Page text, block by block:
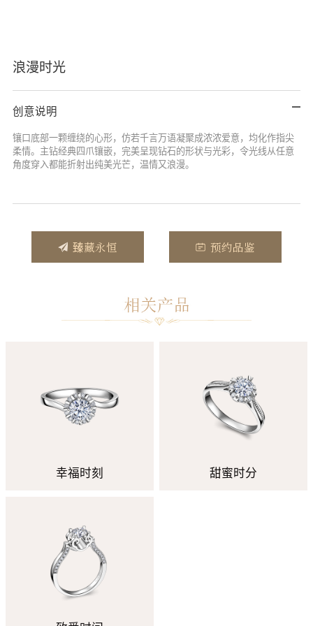
浪漫时光
创意说明
镶口底部一颗缠绕的心形，仿若千言万语凝聚成浓浓爱意，均化作指尖
柔情。主钻经典四爪镶嵌，完美呈现钻石的形状与光彩，令光线从任意
角度穿入都能折射出纯美光芒，温情又浪漫。
臻藏永恒 预约品鉴
幸福时刻 甜蜜时分